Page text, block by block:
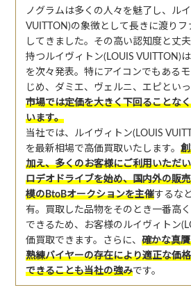
ノグラムは多くの人々を魅了し、ル
VUITTON)の象徴として長きに渡りフ
してきました。その高い認知度と丈
持つルイヴィトン(LOUIS VUITTON)
を次々発表。特にアイコンでもある
じめ、ダミエ、ヴェルニ、エピとい
市場では定価を大きく下回ることな
います。
当社では、ルイヴィトン(LOUIS
を最新相場で高価買取いたします。
加え、多くのお客様にご利用いただ
ロデオドライブを始め、国内外の販
模のBtoBオークションを主催するな
有。買取した品物をそのとき一番高
できるため、お客様のルイヴィトン
価買取できます。さらに、 確かな真
熟練バイヤーの存在により適正な価
できることも当社の強みです。